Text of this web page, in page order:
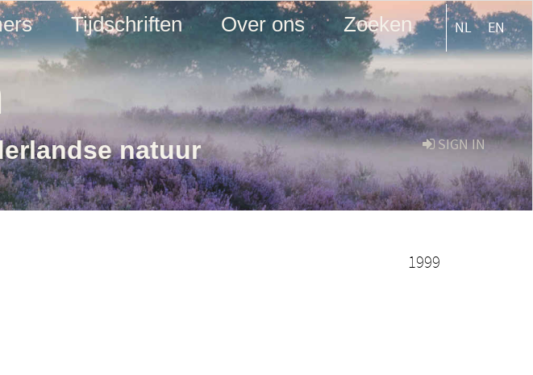
Tijdschriften Over ons Zoeken NL EN
SIGN IN
natuur
1999